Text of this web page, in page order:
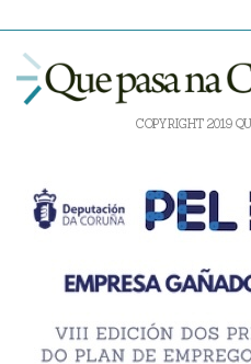
COPYRIGHT 2019